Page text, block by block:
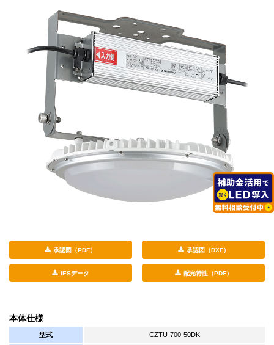
承認図（PDF） 承認図（DXF）
IESデータ 配光特性（PDF）
本体仕様
型式 CZTU-700-50DK